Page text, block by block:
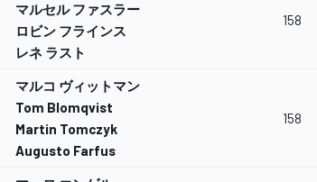
マルセル ファスラー
ロビン フラインス
レネ ラスト
158
マルコ ヴィットマン
Tom Blomqvist
Martin Tomczyk
Augusto Farfus
158